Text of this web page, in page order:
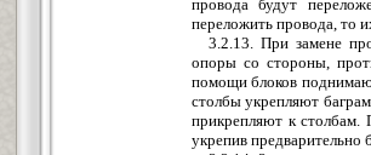
провода будут
переложить провода, то
3.2.13. При замене
опоры со стороны,
помощи блоков
столбы укрепляют
прикрепляют к столбам.
укрепив предварительно